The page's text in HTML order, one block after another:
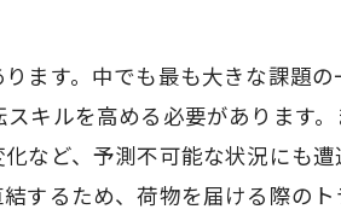
ます。中でも最も大きな課題
キルを高める必要があります
など、予測不可能な状況にも
するため、荷物を届ける際の